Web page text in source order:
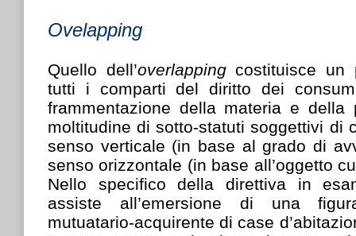
Ovelapping
Quello dell’overlappingcostituisce un
tutti i comparti del diritto dei
frammentazione della materia e della
moltitudine di sotto-statuti soggettivi di
senso verticale (in base al grado di
senso orizzontale (in base all’oggetto
Nello specifico della direttiva in
assiste all’emersione di una
mutuatario-acquirente di case